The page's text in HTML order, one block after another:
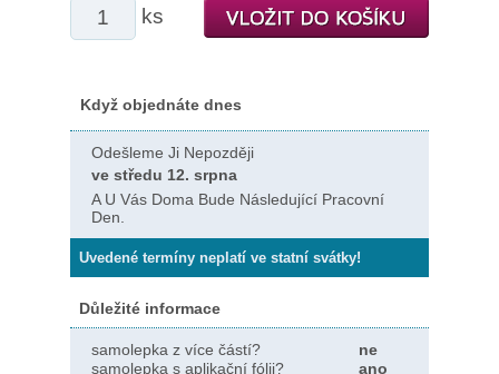
ks
Když objednáte dnes
Odešleme Ji Nepozději
ve středu 12. srpna
A U Vás Doma Bude Následující Pracovní
Den.
Uvedené termíny neplatí ve statní svátky!
Důležité informace
samolepka z více částí?
ne
samolepka s aplikační fólii?
ano